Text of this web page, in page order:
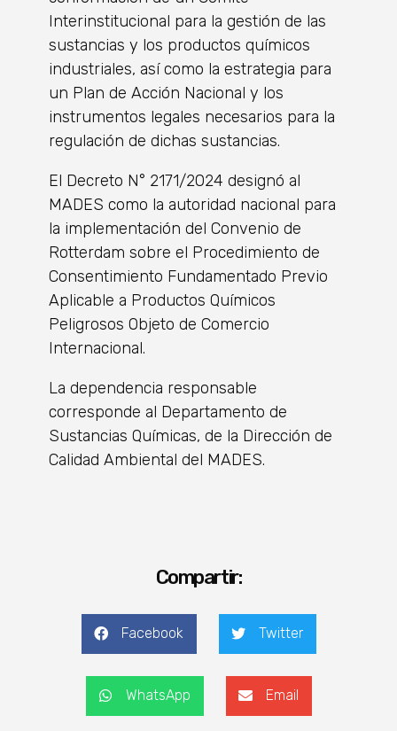
Interinstitucional para la gestión de las
sustancias y los productos químicos
industriales, así como la estrategia para
un Plan de Acción Nacional y los
instrumentos legales necesarios para la
regulación de dichas sustancias.
El Decreto N° 2171/2024 designó al
MADES como la autoridad nacional para
la implementación del Convenio de
Rotterdam sobre el Procedimiento de
Consentimiento Fundamentado Previo
Aplicable a Productos Químicos
Peligrosos Objeto de Comercio
Internacional.
La dependencia responsable
corresponde al Departamento de
Sustancias Químicas, de la Dirección de
Calidad Ambiental del MADES.
Compartir:
Facebook Twitter
WhatsApp Email